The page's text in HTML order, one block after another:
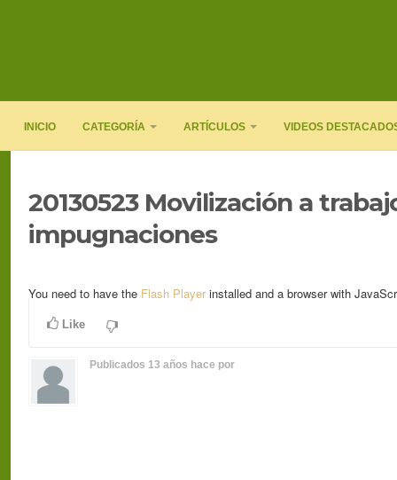
INICIO CATEGORÍA ARTÍCULOS VIDEOS
20130523 Movilización a
impugnaciones
You need to have the Flash Player installed and a browser with
Like
Publicados 13 años hace por